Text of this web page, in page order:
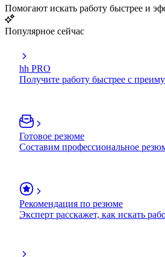
Помогают искать работу быстрее и
Популярное сейчас
hh PRO
Получите работу быстрее с
Готовое резюме
Составим профессиональное
Рекомендация по резюме
Эксперт расскажет, как искать